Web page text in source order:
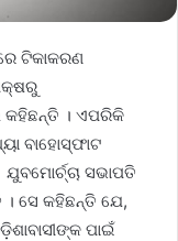
ଟିକାକରଣ
କହିଛନ୍ତି । ଏପରିକି
ବାହୋସ୍ଫାଟ
ସଭାପତି
ସେ କହିଛନ୍ତି ଯେ,
ପାଇଁ